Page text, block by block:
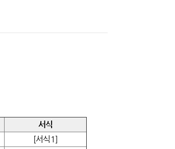
서식
[서식1]